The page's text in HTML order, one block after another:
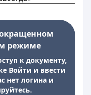
режиме
к документу,
Войти и ввести
нет логина и